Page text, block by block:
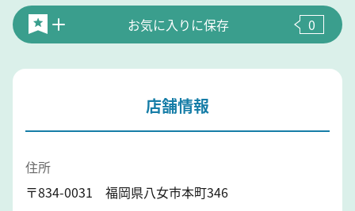
お気に入りに保存 0
店舗情報
住所
〒834-0031 福岡県八女市本町346